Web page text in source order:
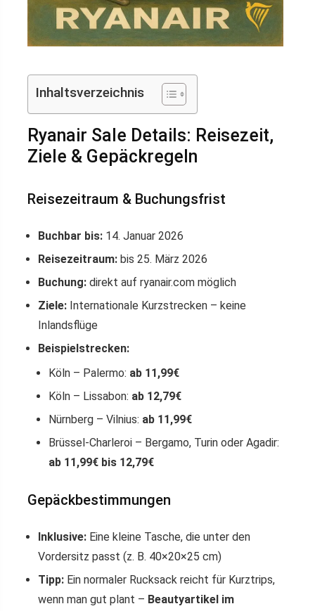
Inhaltsverzeichnis
Ryanair Sale Details: Reisezeit,
Ziele & Gepäckregeln
Reisezeitraum & Buchungsfrist
Buchbar bis: 14. Januar 2026
Reisezeitraum: bis 25. März 2026
Buchung: direkt auf ryanair.com möglich
Ziele: Internationale Kurzstrecken – keine
Inlandsflüge
Beispielstrecken:
Köln – Palermo: ab 11,99€
Köln – Lissabon: ab 12,79€
Nürnberg – Vilnius: ab 11,99€
Brüssel-Charleroi – Bergamo, Turin oder Agadir:
ab 11,99€ bis 12,79€
Gepäckbestimmungen
Inklusive: Eine kleine Tasche, die unter den
Vordersitz passt (z. B. 40×20×25 cm)
Tipp: Ein normaler Rucksack reicht für Kurztrips,
wenn man gut plant – Beautyartikel im